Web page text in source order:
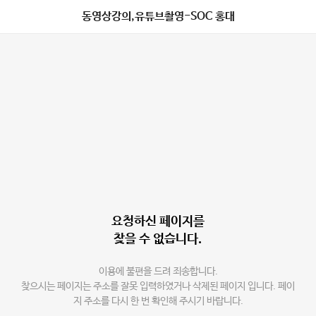
동영상강의,유튜브촬영-SOC 홍대
요청하신 페이지를
찾을 수 없습니다.
이용에 불편을 드려 죄송합니다.
찾으시는 페이지는 주소를 잘못 입력하였거나 삭제된 페이지 입니다. 페이
지 주소를 다시 한 번 확인해 주시기 바랍니다.